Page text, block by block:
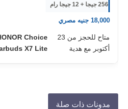
256 جيجا + 12 جيجا رام
18,000 جنيه مصري
متاح للحجز من 23
أكتوبر مع هدية
Choice
X7 Lite
مدونات ذات صلة